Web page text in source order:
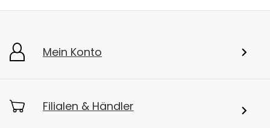
Mein Konto
Filialen & Händler